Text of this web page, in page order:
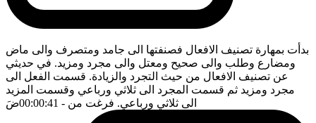
بدأت بمهارة تصنيف الافعال فصنفتها الى جامد ومتصرف والى ماض
ومضارع وطلب والى صحيح ومعتل والى مجرد ومزيد. في حديثي
عن تصنيف الافعال من حيث التجرد والزيادة. قسمت الفعل الى
مجرد ومزيد ثم قسمت المجرد الى ثلاثي ورباعي وقسمت المزيد
الى ثلاثي ورباعي. فرغت من - 00:00:41 ضَ